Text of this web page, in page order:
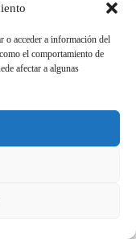
o acceder a información del
el comportamiento de
afectar a algunas
de arquitectura,
de obra.